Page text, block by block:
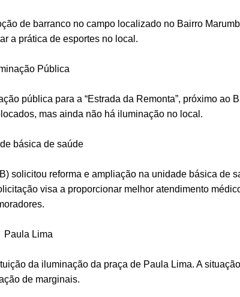
de barranco no campo localizado no Bairro
a prática de esportes no local.
Pública
pública para a “Estrada da Remonta”, próximo ao
mas ainda não há iluminação no local.
básica de saúde
reforma e ampliação na unidade básica de
visa a proporcionar melhor atendimento
Lima
da iluminação da praça de Paula Lima. A situação
de marginais.